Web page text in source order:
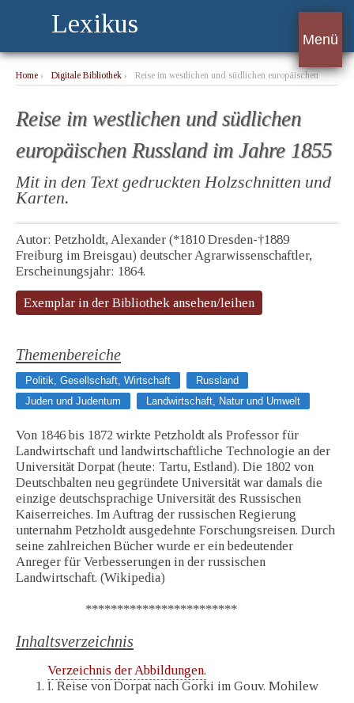
Lexikus
Menü
Home › Digitale Bibliothek ›
Reise im westlichen und südlichen europäischen
Reise im westlichen und südlichen
europäischen Russland im Jahre 1855
Mit in den Text gedruckten Holzschnitten und
Karten.
Autor: Petzholdt, Alexander (*1810 Dresden-†1889
Freiburg im Breisgau) deutscher Agrarwissenschaftler,
Erscheinungsjahr: 1864.
Exemplar in der Bibliothek ansehen/leihen
Themenbereiche
Politik, Gesellschaft, Wirtschaft
Russland
Juden und Judentum
Landwirtschaft, Natur und Umwelt
Von 1846 bis 1872 wirkte Petzholdt als Professor für
Landwirtschaft und landwirtschaftliche Technologie an der
Universität Dorpat (heute: Tartu, Estland). Die 1802 von
Deutschbalten neu gegründete Universität war damals die
einzige deutschsprachige Universität des Russischen
Kaiserreiches. Im Auftrag der russischen Regierung
unternahm Petzholdt ausgedehnte Forschungsreisen. Durch
seine zahlreichen Bücher wurde er ein bedeutender
Anreger für Verbesserungen in der russischen
Landwirtschaft. (Wikipedia)
************************
Inhaltsverzeichnis
Verzeichnis der Abbildungen.
I. Reise von Dorpat nach Gorki im Gouv. Mohilew